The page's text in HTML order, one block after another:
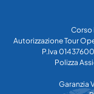
Corso
Autorizzazione Tour
P.Iva
Polizza
Garanzia